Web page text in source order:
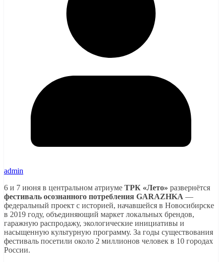
admin
6 и 7 июня в центральном атриуме ТРК «Лето» развернётся
фестиваль осознанного потребления GARAZHKA —
федеральный проект с историей, начавшейся в Новосибирске
в 2019 году, объединяющий маркет локальных брендов,
гаражную распродажу, экологические инициативы и
насыщенную культурную программу. За годы существования
фестиваль посетили около 2 миллионов человек в 10 городах
России.